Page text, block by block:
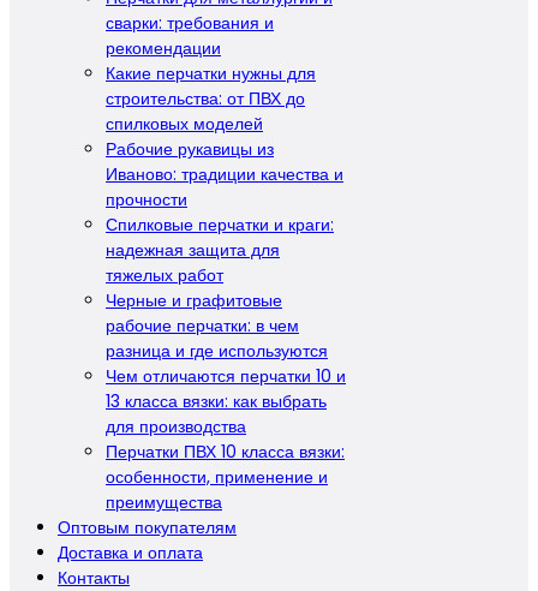
сварки: требования и
рекомендации
Какие перчатки нужны для
строительства: от ПВХ до
спилковых моделей
Рабочие рукавицы из
Иваново: традиции качества и
прочности
Спилковые перчатки и краги:
надежная защита для
тяжелых работ
Черные и графитовые
рабочие перчатки: в чем
разница и где используются
Чем отличаются перчатки 10 и
13 класса вязки: как выбрать
для производства
Перчатки ПВХ 10 класса вязки:
особенности, применение и
преимущества
Оптовым покупателям
Доставка и оплата
Контакты